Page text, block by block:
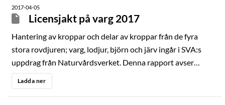
framkommit under obduktion och ersätter enskilda
obduktionsutlåtanden.
2017-04-05
Licensjakt på varg 2017
Hantering av kroppar och delar av kroppar från de fyra
stora rovdjuren; varg, lodjur, björn och järv ingår i SVA:s
uppdrag från Naturvårdsverket. Denna rapport avser
resultat av undersökningar på SVA gjorda på insända
kroppar från licensjakten på varg 2017. Denna rapport är
Ladda ner